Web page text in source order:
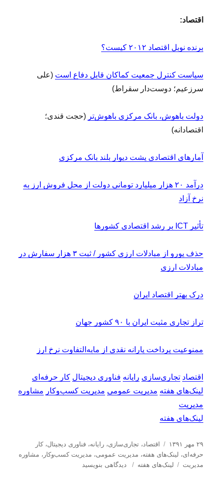
اقتصاد:
برنده نوبل اقتصاد ۲۰۱۲ کیست؟
سیاست کنترل جمعیت کماکان قابل دفاع است (علی
سرزعیم؛ دوست‌دار سقراط)
دولت باهوش، بانک مرکزی باهوش‌تر (حجت قندی؛
اقتصادانه)
آمارهای اقتصادی پشت دیوار بلند بانک مرکزی
درآمد ۲۰ هزار میلیارد تومانی دولت از محل فروش ارز به
نرخ آزاد
تأثیر ICT بر رشد اقتصادی کشورها
حذف یورو از مبادلات ارزی کشور / ثبت ۳ هزار سفارش در
مبادلات ارزی
درک بهتر اقتصاد ایران
تراز تجاری مثبت ایران با ۹۰ کشور جهان
ممنوعیت پرداخت یارانه نقدی از مابه‌التفاوت نرخ ارز
اقتصاد تجاری‌سازی رایانه فناوری دیجیتال کار حرفه‌ای
لینک‌های هفته مدیریت عمومی مدیریت کسب‌و‌کار مشاوره
مدیریت
لینک‌های هفته
ا
ر
س
۲۹ مهر ۱۳۹۱
د
س
ت
اقتصاد ،تجاری‌سازی،رایانه،فناوری دیجیتال،کار
حرفه‌ای، لینک‌های هفته، مدیریت عمومی، مدیریت كسب‌و‌كار ، مشاوره
مدیریت
بلینک‌های هفته دیدگاهی بنویسید